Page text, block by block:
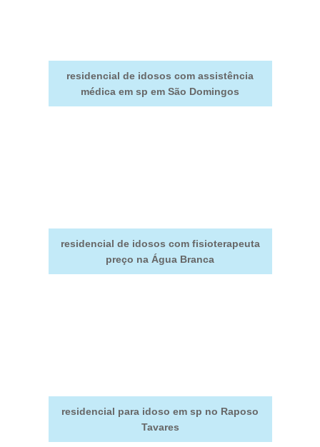
residencial de idosos com assistência
médica em sp em São Domingos
residencial de idosos com fisioterapeuta
preço na Água Branca
residencial para idoso em sp no Raposo
Tavares